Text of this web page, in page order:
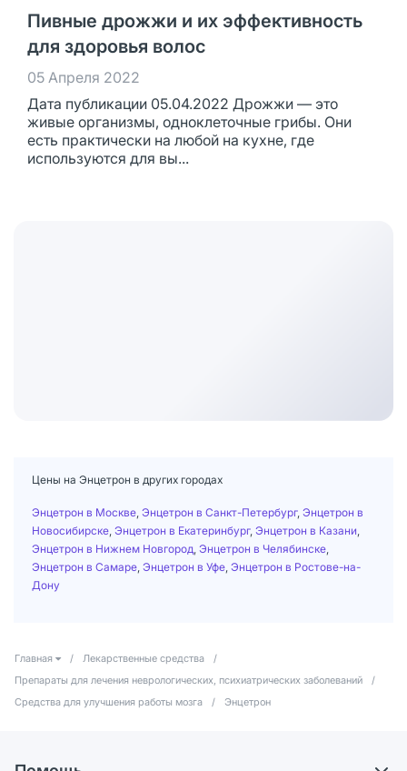
Пивные дрожжи и их эффективность
для здоровья волос
05 Апреля 2022
Дата публикации 05.04.2022 Дрожжи — это
живые организмы, одноклеточные грибы. Они
есть практически на любой на кухне, где
используются для вы...
Цены на Энцетрон в других городах
Энцетрон в Москве Энцетрон в Санкт-Петербург, Энцетрон в
Новосибирске Энцетрон в Екатеринбург, Энцетрон в Казани
Энцетрон в Нижнем Новгород Энцетрон в Челябинске
Энцетрон в Самаре Энцетрон в Уфе Энцетрон в Ростове-на-
Дону
Главная / Лекарственные средства
/
Препараты для лечения неврологических, психиатрических заболеваний
/
Средства для улучшения работы мозга
/ Энцетрон